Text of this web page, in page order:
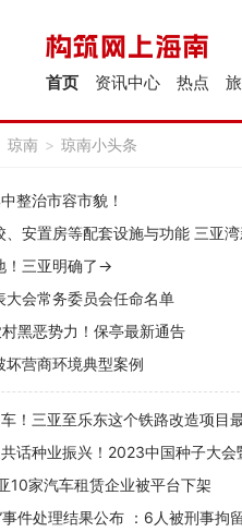
热点
资讯中心
首页
琼南 > 琼南小头条
整治市容市貌！
、安置房等配套设施与功能 三亚
！三亚明确了→
大会常务委员会任命名单
村黑恶势力！保亭最新通告
坏营商环境典型案例
！三亚至乐东这个铁路改造项目
话种业振兴！2023中国种子大
10家汽车租赁企业被平台下架
事件处理结果公布 ：6人被刑事拘